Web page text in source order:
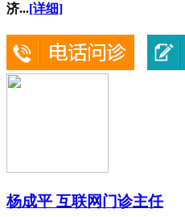
济...[详细]
杨成平 互联网门诊主任